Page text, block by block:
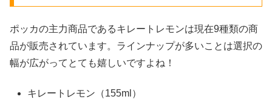
ポッカの主力商品であるキレートレモンは現在9種類の商
品が販売されています。ラインナップが多いことは選択の
幅が広がってとても嬉しいですよね！
キレートレモン（155ml）